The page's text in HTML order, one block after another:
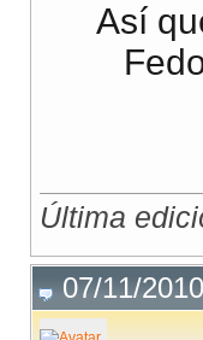
Así
Última
07/11/